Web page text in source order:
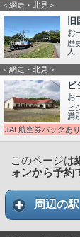
＜網走・北見＞
お
歴
人
＜網走・北見＞
ビ
お
ビ
満
JAL航空券パックあり
このページは
ォンから予約
周辺の